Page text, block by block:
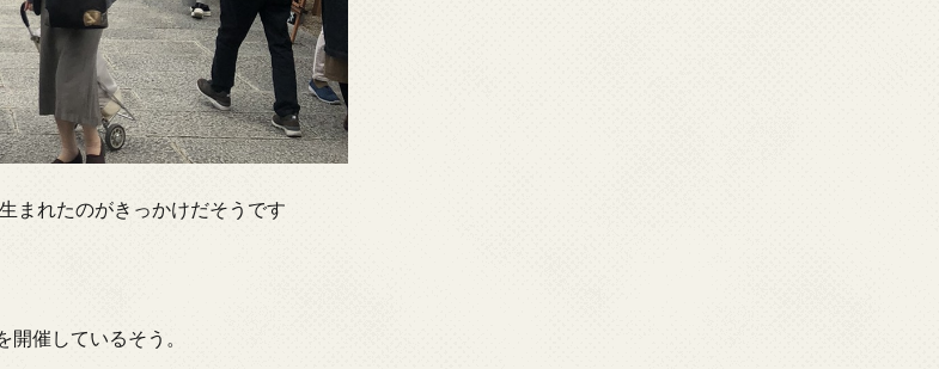
まれたのがきっかけだそうです
催しているそう。